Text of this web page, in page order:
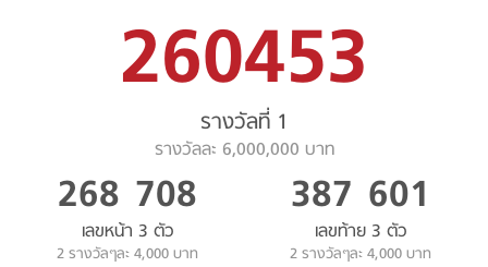
260453
รางวัลที่ 1
รางวัลละ 6,000,000 บาท
268 708
เลขหน้า 3 ตัว
2 รางวัลๆละ 4,000 บาท
387 601
เลขท้าย 3 ตัว
2 รางวัลๆละ 4,000 บาท